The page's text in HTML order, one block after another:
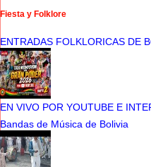
Fiesta y Folklore
ENTRADAS FOLKLORICAS DE
EN VIVO POR YOUTUBE E
Bandas de Música de Bolivia